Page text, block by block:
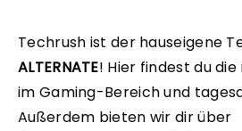
Techrush ist der hauseigene
ALTERNATE! Hier findest du
im Gaming-Bereich und
Außerdem bieten wir dir über